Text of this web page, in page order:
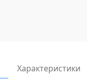
Характеристики